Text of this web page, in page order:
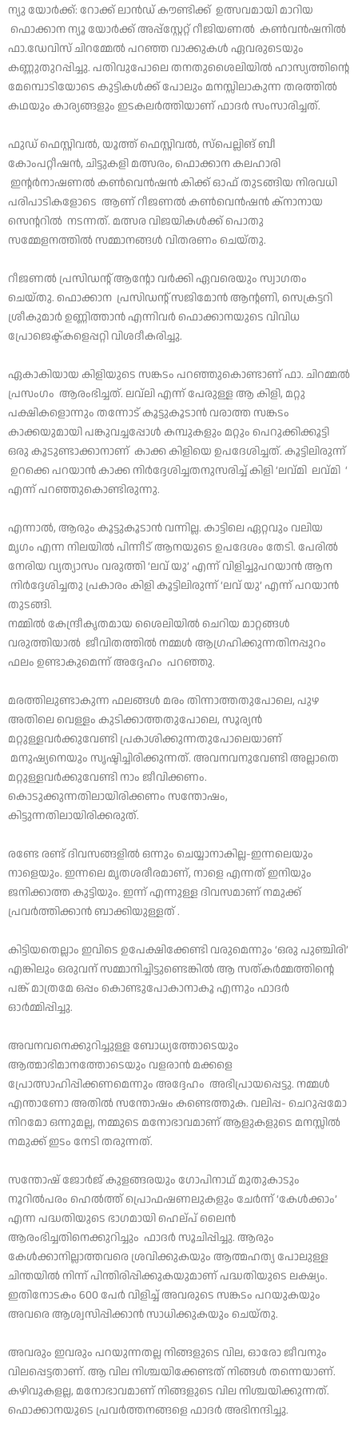
ന്യു യോർക്ക്: റോക്ക് ലാൻഡ് കൗണ്ടിക്ക് ഉത്സവമായി മാറിയ
ഫൊക്കാന ന്യൂ യോർക്ക് അപ്പ്സ്റ്റേറ്റ് റീജിയണൽ കൺവൻഷനിൽ
ഫാ.ഡേവിസ് ചിറമ്മേൽ പറഞ്ഞ വാക്കുകൾ ഏവരുടെയും
കണ്ണുതുറപ്പിച്ചു. പതിവുപോലെ തനതുശൈലിയിൽ ഹാസ്യത്തിന്റെ
മേമ്പൊടിയോടെ കുട്ടികൾക്ക് പോലും മനസ്സിലാകുന്ന തരത്തിൽ
കഥയും കാര്യങ്ങളും ഇടകലർത്തിയാണ് ഫാദർ സംസാരിച്ചത്.
ഫുഡ് ഫെസ്റ്റിവൽ, യൂത്ത് ഫെസ്റ്റിവൽ, സ്പെല്ലിങ് ബീ
കോംപറ്റീഷൻ, ചിട്ടുകളി മത്സരം, ഫൊക്കാന കലഹാരി
ഇന്റർനാഷണൽ കൺവെൻഷൻ കിക്ക്‌ ഓഫ് തുടങ്ങിയ നിരവധി
പരിപാടികളോടെ ആണ് റീജണൽ കൺവെൻഷൻ ക്നാനായ
സെന്ററിൽ നടന്നത്. മത്സര വിജയികൾക്ക് പൊതു
സമ്മേളനത്തിൽ സമ്മാനങ്ങൾ വിതരണം ചെയ്തു.
റീജണൽ പ്രസിഡന്റ് ആന്റോ വർക്കി ഏവരെയും സ്വാഗതം
ചെയ്തു. ഫൊക്കാന പ്രസിഡന്റ് സജിമോൻ ആന്റണി, സെക്രട്ടറി
ശ്രീകുമാർ ഉണ്ണിത്താൻ എന്നിവർ ഫൊക്കാനയുടെ വിവിധ
പ്രോജെക്ട്കളെപ്പറ്റി വിശദീകരിച്ചു.
ഏകാകിയായ കിളിയുടെ സങ്കടം പറഞ്ഞുകൊണ്ടാണ് ഫാ. ചിറമ്മൽ
പ്രസംഗം ആരംഭിച്ചത്. ലവ്ലി എന്ന് പേരുള്ള ആ കിളി, മറ്റു
പക്ഷികളൊന്നും തന്നോട് കൂട്ടുകൂടാൻ വരാത്ത സങ്കടം
കാക്കയുമായി പങ്കുവച്ചപ്പോൾ കമ്പുകളും മറ്റും പെറുക്കിക്കൂട്ടി
ഒരു കൂടുണ്ടാക്കാനാണ് കാക്ക കിളിയെ ഉപദേശിച്ചത്. കൂട്ടിലിരുന്ന്
ഉറക്കെ പറയാൻ കാക്ക നിർദ്ദേശിച്ചതനുസരിച്ച് കിളി ‘ലവ്മി ലവ്മി ‘
എന്ന് പറഞ്ഞുകൊണ്ടിരുന്നു.
എന്നാൽ, ആരും കൂട്ടുകൂടാൻ വന്നില്ല. കാട്ടിലെ ഏറ്റവും വലിയ
മൃഗം എന്ന നിലയിൽ പിന്നീട് ആനയുടെ ഉപദേശം തേടി. പേരിൽ
നേരിയ വ്യത്യാസം വരുത്തി ‘ലവ് യു’ എന്ന് വിളിച്ചുപറയാൻ ആന
നിർദ്ദേശിച്ചതു പ്രകാരം കിളി കൂട്ടിലിരുന്ന് ‘ലവ് യു’ എന്ന് പറയാൻ
തുടങ്ങി.
നമ്മിൽ കേന്ദ്രീകൃതമായ ശൈലിയിൽ ചെറിയ മാറ്റങ്ങൾ
വരുത്തിയാൽ ജീവിതത്തിൽ നമ്മൾ ആഗ്രഹിക്കുന്നതിനപ്പുറം
ഫലം ഉണ്ടാകുമെന്ന് അദ്ദേഹം പറഞ്ഞു.
മരത്തിലുണ്ടാകുന്ന ഫലങ്ങൾ മരം തിന്നാത്തതുപോലെ, പുഴ
അതിലെ വെള്ളം കുടിക്കാത്തതുപോലെ, സൂര്യൻ
മറ്റുള്ളവർക്കുവേണ്ടി പ്രകാശിക്കുന്നതുപോലെയാണ്
മനുഷ്യനെയും സൃഷ്ടിച്ചിരിക്കുന്നത്. അവനവനുവേണ്ടി അല്ലാതെ
മറ്റുള്ളവർക്കുവേണ്ടി നാം ജീവിക്കണം.
കൊടുക്കുന്നതിലായിരിക്കണം സന്തോഷം,
കിട്ടുന്നതിലായിരിക്കരുത്.
രണ്ടേ രണ്ട് ദിവസങ്ങളിൽ ഒന്നും ചെയ്യാനാകില്ല-ഇന്നലെയും
നാളെയും. ഇന്നലെ മൃതശരീരമാണ്, നാളെ എന്നത് ഇനിയും
ജനിക്കാത്ത കുട്ടിയും. ഇന്ന് എന്നുള്ള ദിവസമാണ് നമുക്ക്
പ്രവർത്തിക്കാൻ ബാക്കിയുള്ളത് .
കിട്ടിയതെല്ലാം ഇവിടെ ഉപേക്ഷിക്കേണ്ടി വരുമെന്നും ‘ഒരു പുഞ്ചിരി’
എങ്കിലും ഒരുവന് സമ്മാനിച്ചിട്ടുണ്ടെങ്കിൽ ആ സത്കർമ്മത്തിന്റെ
പങ്ക് മാത്രമേ ഒപ്പം കൊണ്ടുപോകാനാകൂ എന്നും ഫാദർ
ഓർമ്മിപ്പിച്ചു.
അവനവനെക്കുറിച്ചുള്ള ബോധ്യത്തോടെയും
ആത്മാഭിമാനത്തോടെയും വളരാൻ മക്കളെ
പ്രോത്സാഹിപ്പിക്കണമെന്നും അദ്ദേഹം അഭിപ്രായപ്പെട്ടു. നമ്മൾ
എന്താണോ അതിൽ സന്തോഷം കണ്ടെത്തുക. വലിപ്പ- ചെറുപ്പമോ
നിറമോ ഒന്നുമല്ല, നമ്മുടെ മനോഭാവമാണ് ആളുകളുടെ മനസ്സിൽ
നമുക്ക് ഇടം നേടി തരുന്നത്.
സന്തോഷ് ജോർജ് കുളങ്ങരയും ഗോപിനാഥ് മുതുകാടും
നൂറിൽപരം ഹെൽത്ത് പ്രൊഫഷണലുകളും ചേർന്ന് ‘കേൾക്കാം’
എന്ന പദ്ധതിയുടെ ഭാഗമായി ഹെല്പ് ലൈൻ
ആരംഭിച്ചതിനെക്കുറിച്ചും ഫാദർ സൂചിപ്പിച്ചു. ആരും
കേൾക്കാനില്ലാത്തവരെ ശ്രവിക്കുകയും ആത്മഹത്യ പോലുള്ള
ചിന്തയിൽ നിന്ന് പിന്തിരിപ്പിക്കുകയുമാണ് പദ്ധതിയുടെ ലക്ഷ്യം.
ഇതിനോടകം 600 പേർ വിളിച്ച് അവരുടെ സങ്കടം പറയുകയും
അവരെ ആശ്വസിപ്പിക്കാൻ സാധിക്കുകയും ചെയ്തു.
അവരും ഇവരും പറയുന്നതല്ല നിങ്ങളുടെ വില, ഓരോ ജീവനും
വിലപ്പെട്ടതാണ്. ആ വില നിശ്ചയിക്കേണ്ടത് നിങ്ങൾ തന്നെയാണ്.
കഴിവുകളല്ല, മനോഭാവമാണ് നിങ്ങളുടെ വില നിശ്ചയിക്കുന്നത്.
ഫൊക്കാനയുടെ പ്രവർത്തനങ്ങളെ ഫാദർ അഭിനന്ദിച്ചു.